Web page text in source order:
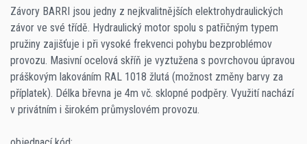
Závory BARRI jsou jedny z nejkvalitnějších elektrohydraulických
závor ve své třídě. Hydraulický motor spolu s patřičným typem
pružiny zajišťuje i při vysoké frekvenci pohybu bezproblémov
provozu. Masivní ocelová skříň je vyztužena s povrchovou úpravou
práškovým lakováním RAL 1018 žlutá (možnost změny barvy za
příplatek). Délka břevna je 4m vč. sklopné podpěry. Využití nachází
v privátním i širokém průmyslovém provozu.
Provozní napětí motoru
230 V
Provozní teplota
-25/+80 °C